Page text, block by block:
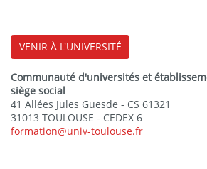
VENIR À L'UNIVERSITÉ
Communauté d'universités et
siège social
41 Allées Jules Guesde - CS 61321
31013 TOULOUSE - CEDEX 6
formation@univ-toulouse.fr